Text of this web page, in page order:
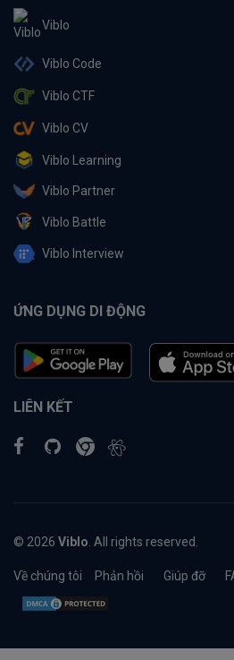
Viblo
Viblo Code
Viblo CTF
Viblo CV
Viblo Learning
Viblo Partner
Viblo Battle
Viblo Interview
ỨNG DỤNG DI ĐỘNG
LIÊN KẾT
© 2026 Viblo . All rights reserved.
Về chúng tôi Phản hồi Giúp đỡ